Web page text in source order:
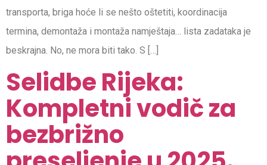
transporta, briga hoće li se nešto oštetiti, koordinacija
termina, demontaža i montaža namještaja… lista zadataka je
beskrajna. No, ne mora biti tako. S […]
Selidbe Rijeka:
Kompletni vodič za
bezbrižno